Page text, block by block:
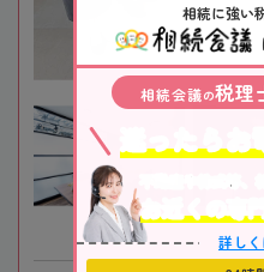
相続に強い
相続会議の税理
不動産や株式等、
お近くの専
詳し